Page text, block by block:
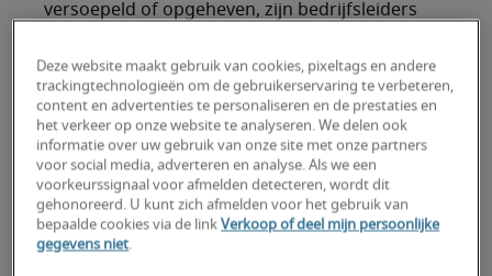
versoepeld of opgeheven, zijn bedrijfsleiders
hun medewerkers veilig terug te laten keren naar
hun kantoor. Velen zullen een hybride aanpak
hanteren, waarbij ze telewerk blijven
aanmoedigen terwijl sommige werknemers van
kantoor werken. Als u dit model overweegt, weet
dan dat uw team nieuwe behoeften, zorgen en
verwachtingen zal hebben als u heropent.
Deze website maakt gebruik van cookies, pixeltags en andere
trackingtechnologieën om de gebruikerservaring te verbeteren,
content en advertenties te personaliseren en de prestaties en
het verkeer op onze website te analyseren. We delen ook
informatie over uw gebruik van onze site met onze partners
voor social media, adverteren en analyse. Als we een
voorkeurssignaal voor afmelden detecteren, wordt dit
gehonoreerd. U kunt zich afmelden voor het gebruik van
bepaalde cookies via de linkVerkoop of deel mijn persoonlijke
gegevens niet.